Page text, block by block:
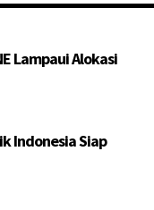
Lampaui Alokasi
Indonesia Siap